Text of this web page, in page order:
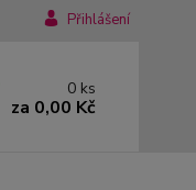
Přihlášení
0 ks
za 0,00 Kč